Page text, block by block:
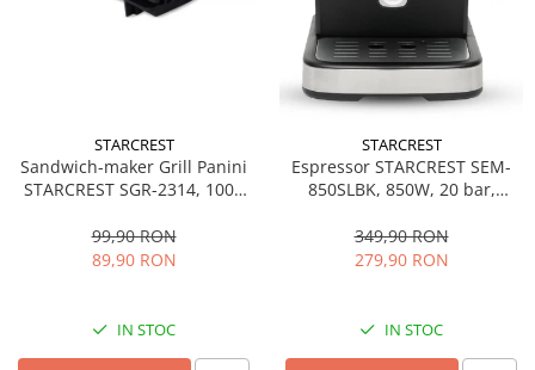
STARCREST
Sandwich-maker Grill Panini
STARCREST SGR-2314, 1000
Deschidere 180°, Suprafata
de gatire 23 x 14 cm, Negru
99,90 RON
89,90 RON
IN STOC
STARCREST
Espressor STARCREST SEM-
850SLBK, 850W, 20 bar,
dispozitiv spumare, filtru
dublu din inox, Negru/Inox
349,90 RON
279,90 RON
IN STOC